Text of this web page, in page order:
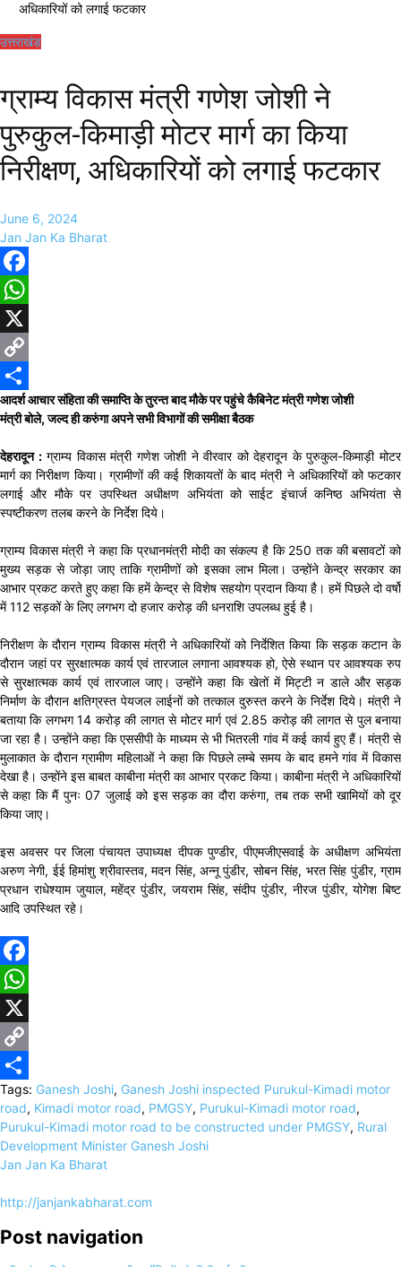
अधिकारियों को लगाई फटकार
उत्तराखंड
ग्राम्य विकास मंत्री गणेश जोशी ने
पुरुकुल-किमाड़ी मोटर मार्ग का किया
निरीक्षण, अधिकारियों को लगाई फटकार
June 6, 2024
Jan Jan Ka Bharat
Facebook
WhatsApp
X
Copy
Link
Share
आदर्श आचार संहिता की समाप्ति के तुरन्त बाद मौके पर पहुंचे कैबिनेट मंत्री गणेश जोशी
मंत्री बोले, जल्द ही करुंगा अपने सभी विभागों की समीक्षा बैठक
देहरादून :ग्राम्य विकास मंत्री गणेश जोशी ने वीरवार को देहरादून के पुरुकुल-किमाड़ी मोटर
मार्ग का निरीक्षण किया। ग्रामीणों की कई शिकायतों के बाद मंत्री ने अधिकारियों को फटकार
लगाई और मौके पर उपस्थित अधीक्षण अभियंता को साईट इंचार्ज कनिष्ठ अभियंता से
स्पष्टीकरण तलब करने के निर्देश दिये।
ग्राम्य विकास मंत्री ने कहा कि प्रधानमंत्री मोदी का संकल्प है कि 250 तक की बसावटों को
मुख्य सड़क से जोड़ा जाए ताकि ग्रामीणों को इसका लाभ मिला। उन्होंने केन्द्र सरकार का
आभार प्रकट करते हुए कहा कि हमें केन्द्र से विशेष सहयोग प्रदान किया है। हमें पिछले दो वर्षो
में 112 सड़कों के लिए लगभग दो हजार करोड़ की धनराशि उपलब्ध हुई है।
निरीक्षण के दौरान ग्राम्य विकास मंत्री ने अधिकारियों को निर्देशित किया कि सड़क कटान के
दौरान जहां पर सुरक्षात्मक कार्य एवं तारजाल लगाना आवश्यक हो, ऐसे स्थान पर आवश्यक रुप
से सुरक्षात्मक कार्य एवं तारजाल जाए। उन्होंने कहा कि खेतों में मिट्टी न डाले और सड़क
निर्माण के दौरान क्षतिग्रस्त पेयजल लाईनों को तत्काल दुरुस्त करने के निर्देश दिये। मंत्री ने
बताया कि लगभग 14 करोड़ की लागत से मोटर मार्ग एवं 2.85 करोड़ की लागत से पुल बनाया
जा रहा है। उन्होंने कहा कि एससीपी के माध्यम से भी भितरली गांव में कई कार्य हुए हैं। मंत्री से
मुलाकात के दौरान ग्रामीण महिलाओं ने कहा कि पिछले लम्बे समय के बाद हमने गांव में विकास
देखा है। उन्होंने इस बाबत काबीना मंत्री का आभार प्रकट किया। काबीना मंत्री ने अधिकारियों
से कहा कि मैं पुनः 07 जुलाई को इस सड़क का दौरा करुंगा, तब तक सभी खामियों को दूर
किया जाए।
इस अवसर पर जिला पंचायत उपाध्यक्ष दीपक पुण्डीर, पीएमजीएसवाई के अधीक्षण अभियंता
अरुण नेगी, ईई हिमांशु श्रीवास्तव, मदन सिंह, अन्नू पुंडीर, सोबन सिंह, भरत सिंह पुंडीर, ग्राम
प्रधान राधेश्याम जुयाल, महेंद्र पुंडीर, जयराम सिंह, संदीप पुंडीर, नीरज पुंडीर, योगेश बिष्ट
आदि उपस्थित रहे।
Facebook
WhatsApp
X
Copy
Link
Share
Tags: Ganesh Joshi, Ganesh Joshi inspected Purukul-Kimadi motor
road, Kimadi motor road, PMGSY, Purukul-Kimadi motor road,
Purukul-Kimadi motor road to be constructed under PMGSY, Rural
Development Minister Ganesh Joshi
Jan Jan Ka Bharat
http://janjankabharat.com
Post navigation